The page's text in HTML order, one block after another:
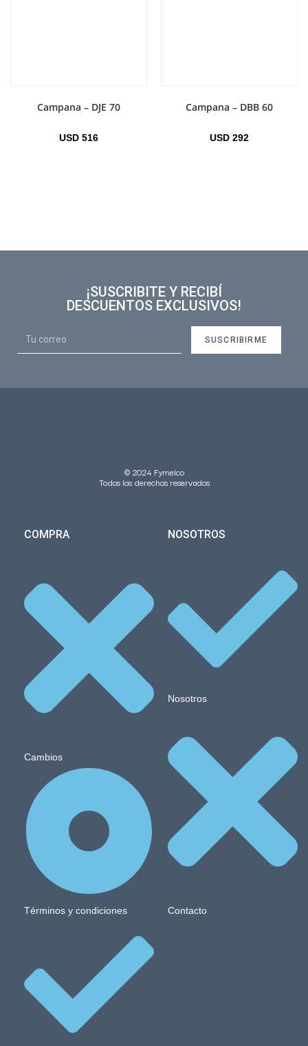
Campana – DJE 70
USD 516
Campana – DBB 60
USD 292
¡SUSCRIBITE Y RECIBÍ
DESCUENTOS EXCLUSIVOS!
SUSCRIBIRME
© 2024 Fymelco
Todos los derechos reservados
COMPRA
Cambios
Términos y condiciones
NOSOTROS
Nosotros
Contacto